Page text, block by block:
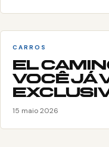
CARROS
EL
VOCÊ JÁ
15 maio 2026